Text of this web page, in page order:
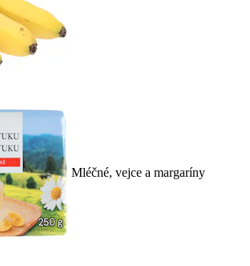
Mléčné, vejce a margaríny